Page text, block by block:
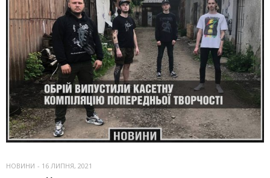
НОВИНИ - 16 ЛИПНЯ, 2021